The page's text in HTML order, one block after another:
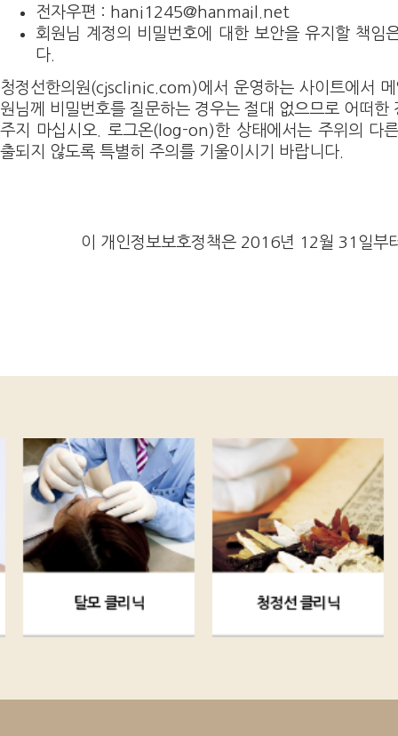
전자우편 : hani1245@hanmail.net
회원님 계정의 비밀번호에 대한 보안을 유지할 책임
다.
청정선한의원(cjsclinic.com)에서 운영하는 사이트에서
원님께 비밀번호를 질문하는 경우는 절대 없으므로 어떠한
주지 마십시오. 로그온(log-on)한 상태에서는 주위의 다
출되지 않도록 특별히 주의를 기울이시기 바랍니다.
이 개인정보보호정책은 2016년 12월 31일부
탈모 클리닉 청정선 클리닉